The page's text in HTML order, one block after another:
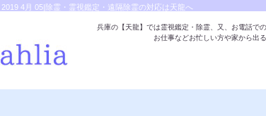
2019 4月 05|除霊・霊視鑑定・遠隔除霊の対応は天龍へ
兵庫の【天龍】では霊視鑑定・除霊、又、お電話で
お仕事などお忙しい方や家から出